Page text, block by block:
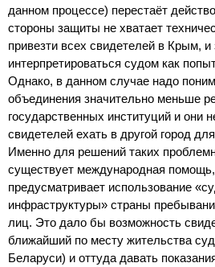
данном процессе) перестаёт
стороны защиты не хватает
привезти всех свидетелей в Крым, и
интерпретироваться судом как
Однако, в данном случае надо
объединения значительно меньше
государственных институций и они
свидетелей ехать в другой город
Именно для решений таких
существует международная помощь,
предусматривает использование
инфраструктуры» страны
лиц. Это дало бы возможность
ближайший по месту жительства
Беларуси) и оттуда давать